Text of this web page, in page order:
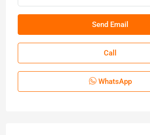
Call
WhatsApp